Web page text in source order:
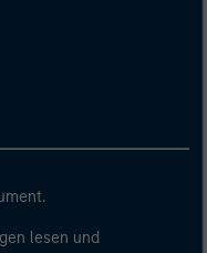
lesen und